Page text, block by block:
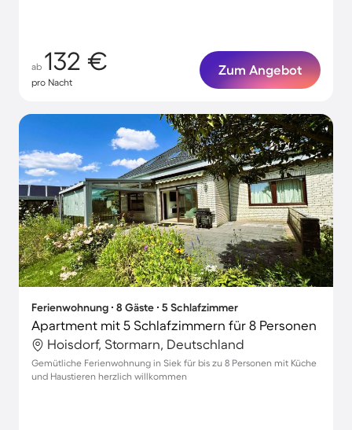
ab 132 €
pro Nacht
Zum Angebot
Ferienwohnung ∙ 8 Gäste ∙ 5 Schlafzimmer
Apartment mit 5 Schlafzimmern für 8 Personen
Hoisdorf, Stormarn, Deutschland
Gemütliche Ferienwohnung in Siek für bis zu 8 Personen mit Küche
und Haustieren herzlich willkommen